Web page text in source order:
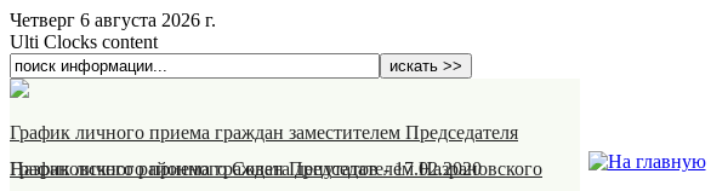
Четверг 6 августа 2026 г.
Ulti Clocks content
График личного приема граждан заместителем Председателя
Назрановского районного Совета депутатов-17.02.2020
График личного приема граждан Председателем Назрановского